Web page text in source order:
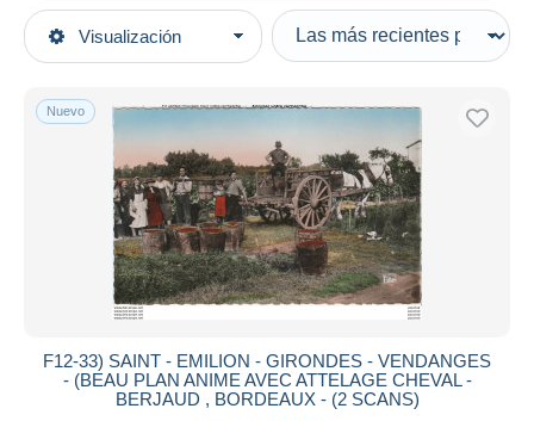
Visualización
Categorías principales
Europa
Francia
[33] Gironde
Saint-Emilion
Tipo de venta
Activas
Subasta con ofertas
Subastas sin pujas
Casa de subastas
Vendidos
Duration
Todas las duraciones
Cerrando dentro
Nuevo
F12-33) SAINT - EMILION - GIRONDES - VENDANGES
- (BEAU PLAN ANIME AVEC ATTELAGE CHEVAL -
BERJAUD , BORDEAUX - (2 SCANS)